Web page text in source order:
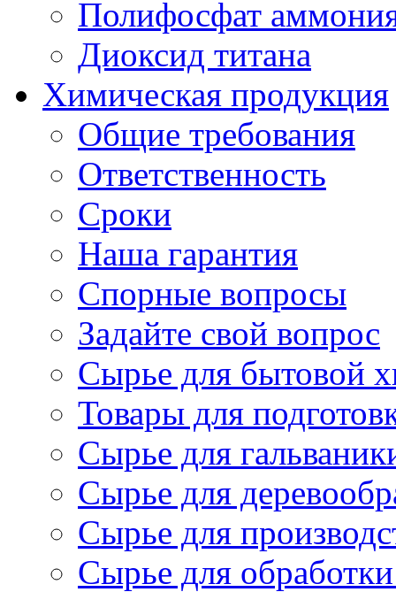
Полифосфат
Диоксид титана
Химическая продукция
Общие требования
Ответственность
Сроки
Наша гарантия
Спорные вопросы
Задайте свой вопрос
Сырье для бытовой
Товары для
Сырье для
Сырье для
Сырье для
Сырье для